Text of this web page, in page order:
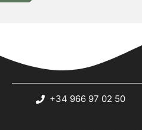
+34 966 97 02 50